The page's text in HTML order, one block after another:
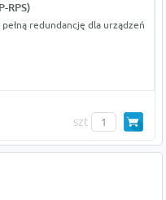
RPS)
redundancję dla urządzeń
szt